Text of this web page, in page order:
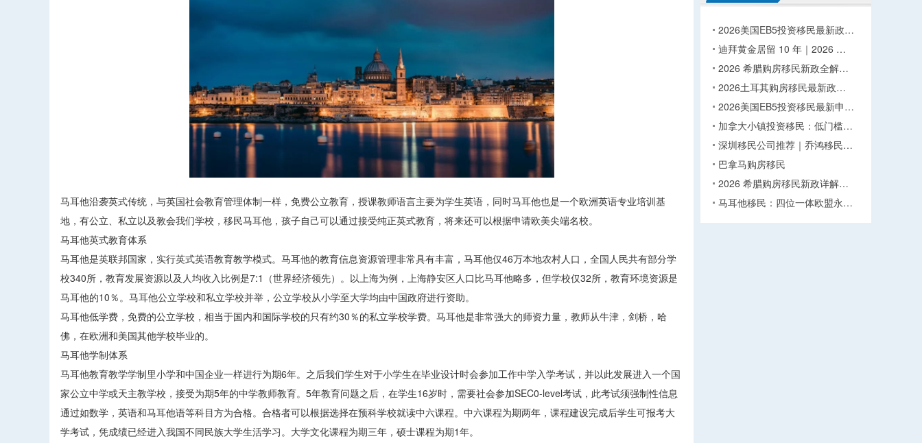
马耳他沿袭英式传统，与英国社会教育管理体制一样，免费公立教育，授课教师语言主要为学生英语，同时马耳他也是一个欧洲英语专业培训基
地，有公立、私立以及教会我们学校，移民马耳他，孩子自己可以通过接受纯正英式教育，将来还可以根据申请欧美尖端名校。
马耳他英式教育体系
马耳他是英联邦国家，实行英式英语教育教学模式。马耳他的教育信息资源管理非常具有丰富，马耳他仅46万本地农村人口，全国人民共有部分学
校340所，教育发展资源以及人均收入比例是7:1（世界经济领先）。以上海为例，上海静安区人口比马耳他略多，但学校仅32所，教育环境资源是
马耳他的10％。马耳他公立学校和私立学校并举，公立学校从小学至大学均由中国政府进行资助。
马耳他低学费，免费的公立学校，相当于国内和国际学校的只有约30％的私立学校学费。马耳他是非常强大的师资力量，教师从牛津，剑桥，哈
佛，在欧洲和美国其他学校毕业的。
马耳他学制体系
马耳他教育教学学制里小学和中国企业一样进行为期6年。之后我们学生对于小学生在毕业设计时会参加工作中学入学考试，并以此发展进入一个国
家公立中学或天主教学校，接受为期5年的中学教师教育。5年教育问题之后，在学生16岁时，需要社会参加SEC0-level考试，此考试须强制性信息
通过如数学，英语和马耳他语等科目方为合格。合格者可以根据选择在预科学校就读中六课程。中六课程为期两年，课程建设完成后学生可报考大
学考试，凭成绩已经进入我国不同民族大学生活学习。大学文化课程为期三年，硕士课程为期1年。
2026美国EB5投资移民最新政…
迪拜黄金居留 10 年｜2026 …
2026 希腊购房移民新政全解…
2026土耳其购房移民最新政…
2026美国EB5投资移民最新申…
加拿大小镇投资移民：低门槛…
深圳移民公司推荐｜乔鸿移民…
巴拿马购房移民
2026 希腊购房移民新政详解…
马耳他移民：四位一体欧盟永…